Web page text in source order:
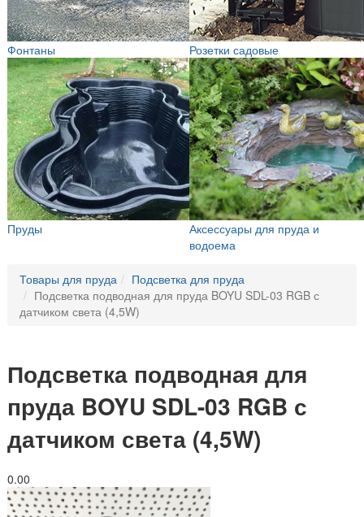
Фонтаны Розетки садовые
Пруды
Аксессуары для пруда и
водоема
Товары для пруда
Подсветка для пруда
Подсветка подводная для пруда BOYU SDL-03 RGB с
датчиком света (4,5W)
Подсветка подводная для
пруда BOYU SDL-03 RGB с
датчиком света (4,5W)
0.00